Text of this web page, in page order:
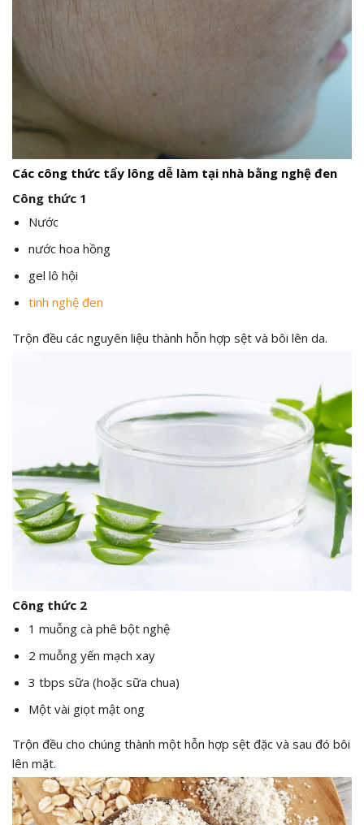
Các công thức tẩy lông dễ làm tại nhà bằng nghệ đen
Công thức 1
Nước
nước hoa hồng
gel lô hội
tinh nghệ đen
Trộn đều các nguyên liệu thành hỗn hợp sệt và bôi lên da.
Công thức 2
1 muỗng cà phê bột nghệ
2 muỗng yến mạch xay
3 tbps sữa (hoặc sữa chua)
Một vài giọt mật ong
Trộn đều cho chúng thành một hỗn hợp sệt đặc và sau đó bôi
lên mặt.